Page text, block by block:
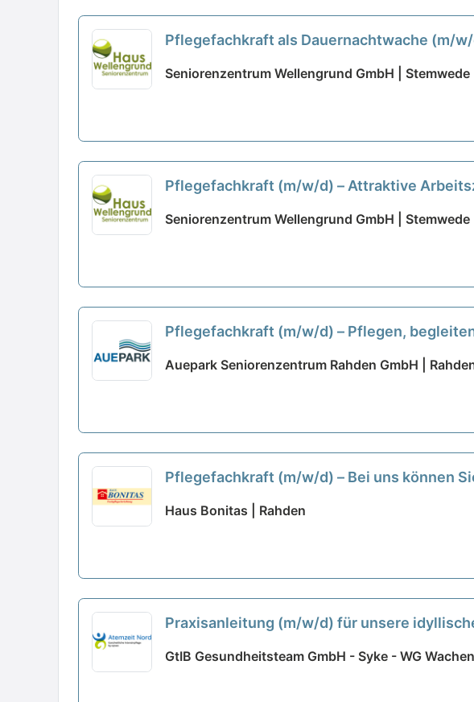
Pflegefachkraft als Dauernachtwache (m/
Seniorenzentrum Wellengrund GmbH | Stemwede
Pflegefachkraft (m/w/d) – Attraktive
Seniorenzentrum Wellengrund GmbH | Stemwede
Pflegefachkraft (m/w/d) – Pflegen,
Auepark Seniorenzentrum Rahden GmbH |
Pflegefachkraft (m/w/d) – Bei uns können
Haus Bonitas | Rahden
Praxisanleitung (m/w/d) für unsere
GtIB Gesundheitsteam GmbH - Syke - WG